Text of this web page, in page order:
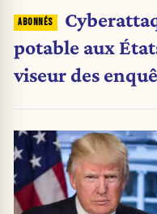
potable aux
viseur des